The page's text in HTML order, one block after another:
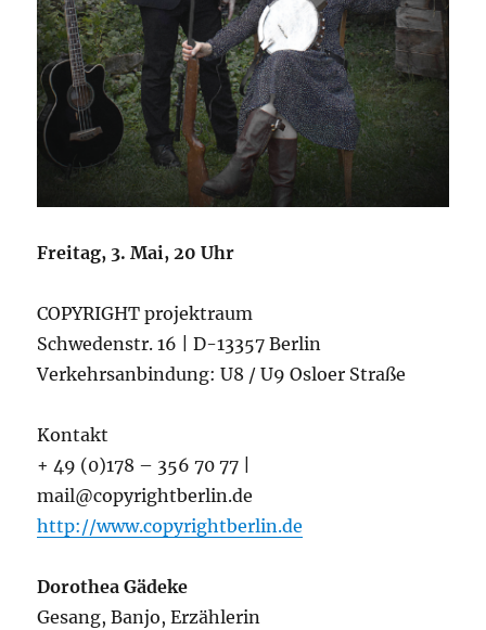
Freitag, 3. Mai, 20 Uhr
COPYRIGHT projektraum
Schwedenstr. 16 | D-13357 Berlin
Verkehrsanbindung: U8 / U9 Osloer Straße
Kontakt
+ 49 (0)178 – 356 70 77 |
mail@copyrightberlin.de
http://www.copyrightberlin.de
Dorothea Gädeke
Gesang, Banjo, Erzählerin